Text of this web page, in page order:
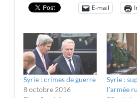
E-mail
Syrie : crimes de guerre
8 octobre 2016
Syrie :
l’armée